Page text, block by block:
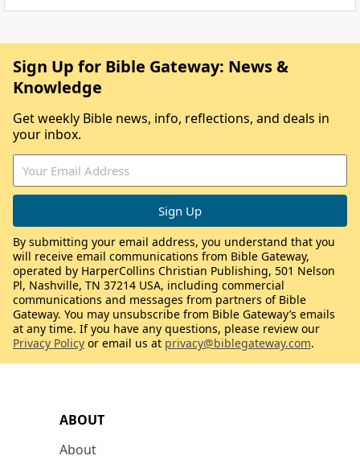
ABOUT
About
Sign Up for Bible Gateway: News &
Knowledge
Get weekly Bible news, info, reflections, and deals in
your inbox.
By submitting your email address, you understand that you
will receive email communications from Bible Gateway,
operated by HarperCollins Christian Publishing, 501 Nelson
Pl, Nashville, TN 37214 USA, including commercial
communications and messages from partners of Bible
Gateway. You may unsubscribe from Bible Gateway’s emails
at any time. If you have any questions, please review our
Privacy Policy or email us at privacy@biblegateway.com.